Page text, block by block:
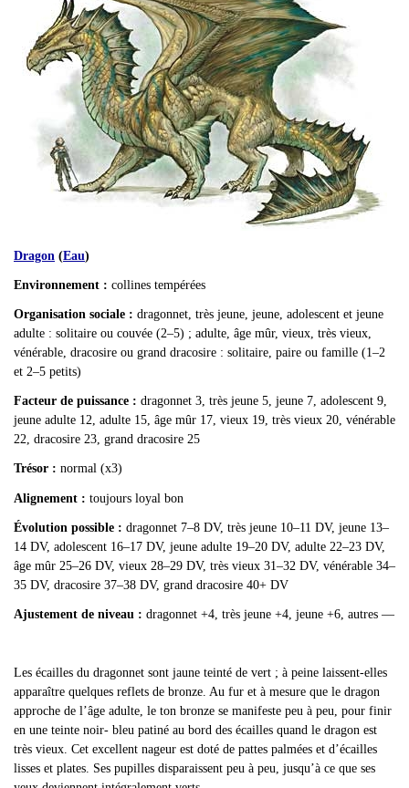
Dragon (Eau)
Environnement : collines tempérées
Organisation sociale : dragonnet, très jeune, jeune, adolescent et jeune
adulte : solitaire ou couvée (2–5) ; adulte, âge mûr, vieux, très vieux,
vénérable, dracosire ou grand dracosire : solitaire, paire ou famille (1–2
et 2–5 petits)
Facteur de puissance : dragonnet 3, très jeune 5, jeune 7, adolescent 9,
jeune adulte 12, adulte 15, âge mûr 17, vieux 19, très vieux 20, vénérable
22, dracosire 23, grand dracosire 25
Trésor : normal (x3)
Alignement : toujours loyal bon
Évolution possible : dragonnet 7–8 DV, très jeune 10–11 DV, jeune 13–
14 DV, adolescent 16–17 DV, jeune adulte 19–20 DV, adulte 22–23 DV,
âge mûr 25–26 DV, vieux 28–29 DV, très vieux 31–32 DV, vénérable 34–
35 DV, dracosire 37–38 DV, grand dracosire 40+ DV
Ajustement de niveau : dragonnet +4, très jeune +4, jeune +6, autres —
Les écailles du dragonnet sont jaune teinté de vert ; à peine laissent-elles
apparaître quelques reflets de bronze. Au fur et à mesure que le dragon
approche de l’âge adulte, le ton bronze se manifeste peu à peu, pour finir
en une teinte noir- bleu patiné au bord des écailles quand le dragon est
très vieux. Cet excellent nageur est doté de pattes palmées et d’écailles
lisses et plates. Ses pupilles disparaissent peu à peu, jusqu’à ce que ses